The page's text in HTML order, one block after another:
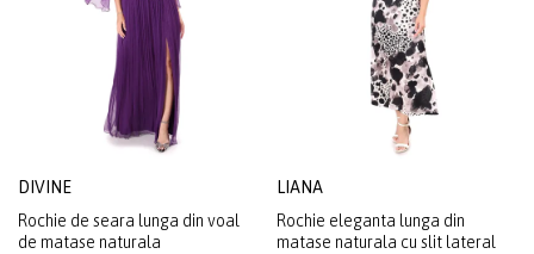
DIVINE
Rochie de seara lunga din voal
de matase naturala
LIANA
Rochie eleganta lunga din
matase naturala cu slit lateral